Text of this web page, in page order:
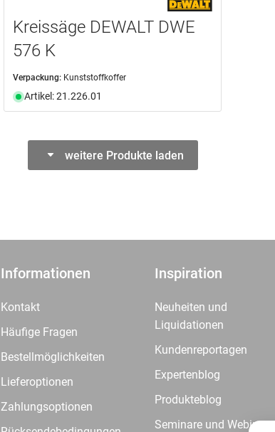
Kreissäge DEWALT DWE
576 K
Verpackung: Kunststoffkoffer
Artikel: 21.226.01
weitere Produkte laden
Informationen
Kontakt
Häufige Fragen
Bestellmöglichkeiten
Lieferoptionen
Zahlungsoptionen
Inspiration
Neuheiten und
Liquidationen
Kundenreportagen
Expertenblog
Produkteblog
Seminare und Webinare